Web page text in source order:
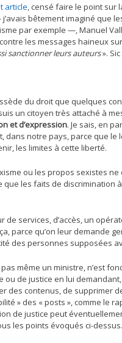
article, censé faire le point sur
bêtement imaginé que
par exemple —, Manuel
les messages haineux
sanctionner leurs auteurs».
du droit que quelques
un citoyen très attaché à
et d’expression. Je sais, en
dans notre pays, parce que le
les limites à cette liberté.
ou les propos sexistes
les faits de discrimination
de services, d’accès, un
parce qu’on leur demande
des personnes supposées
même un ministre, n’est
ou de justice en lui
des contenus, de supprimer
» des « posts », comme le
de justice peut
les points évoqués ci-dessus.